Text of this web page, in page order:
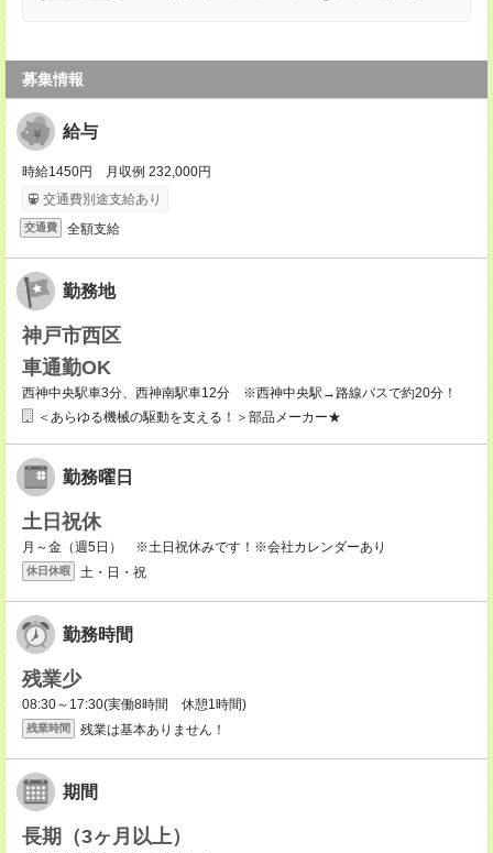
募集情報
給与
時給1450円 月収例 232,000円
交通費別途支給あり
交通費 全額支給
勤務地
神戸市西区
車通勤OK
西神中央駅車3分、西神南駅車12分 ※西神中央駅→路線バスで約20分！
＜あらゆる機械の駆動を支える！＞部品メーカー★
勤務曜日
土日祝休
月～金（週5日） ※土日祝休みです！※会社カレンダーあり
休日休暇 土・日・祝
勤務時間
残業少
08:30～17:30(実働8時間 休憩1時間)
残業時間 残業は基本ありません！
期間
長期（3ヶ月以上）